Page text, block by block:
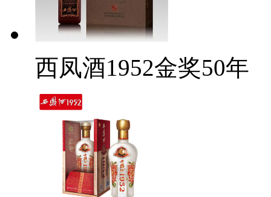
西凤酒1952金奖50年